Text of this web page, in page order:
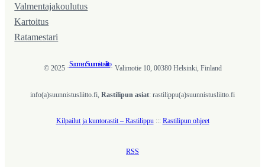
Valmentaja­koulutus
Kartoitus
Ratamestari
© 2025 ·
Suomen Suunnistusliitto
· Valimotie 10, 00380 Helsinki, Finland
info(a)suunnistusliitto.fi, Rastilipun asiat: rastilippu(a)suunnistusliitto.fi
Kilpailut ja kuntorastit – Rastilippu::: Rastilipun ohjeet
RSS